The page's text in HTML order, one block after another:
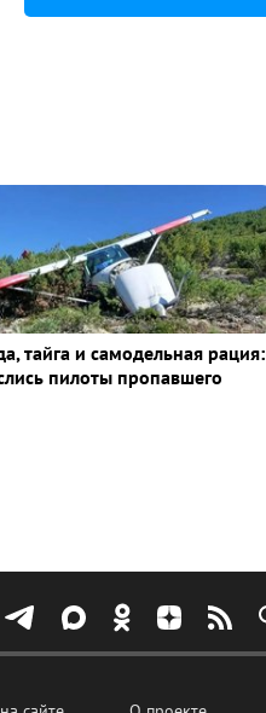
тайга и самодельная рация:
пилоты пропавшего